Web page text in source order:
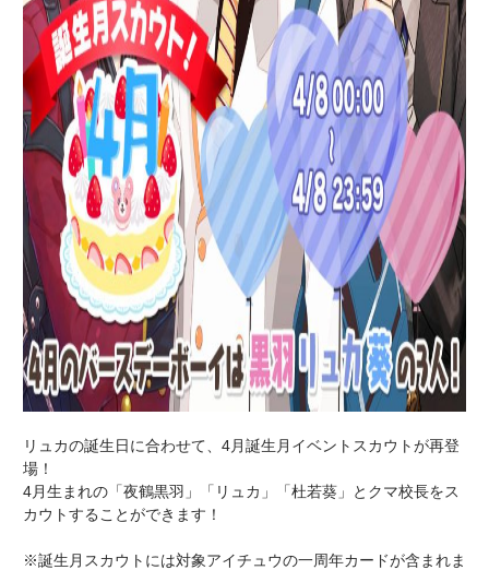
リュカの誕生日に合わせて、4月誕生月イベントスカウトが再登
場！
4月生まれの「夜鶴黒羽」「リュカ」「杜若葵」とクマ校長をス
カウトすることができます！
※誕生月スカウトには対象アイチュウの一周年カードが含まれま